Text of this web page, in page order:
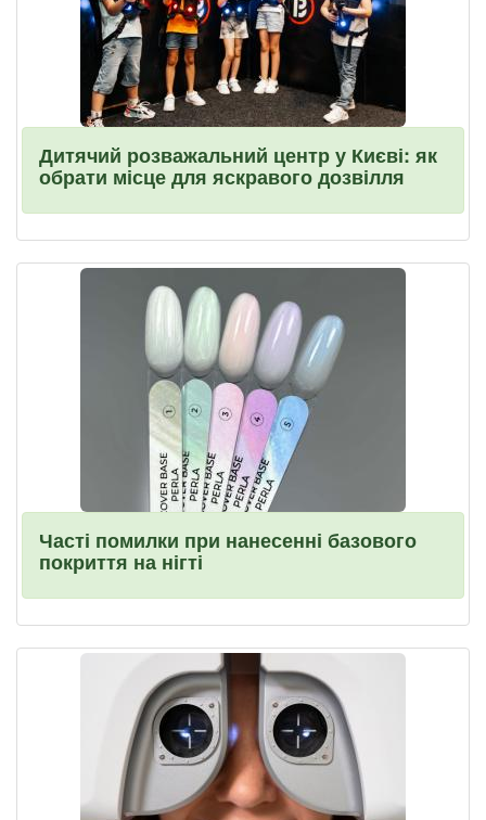
Дитячий розважальний центр у Києві: як
обрати місце для яскравого дозвілля
Часті помилки при нанесенні базового
покриття на нігті